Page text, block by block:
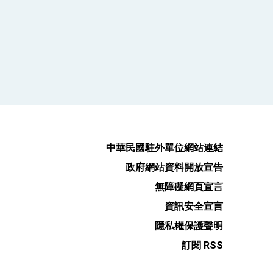
中華民國駐外單位網站連結
政府網站資料開放宣告
無障礙網頁宣言
資訊安全宣言
隱私權保護聲明
訂閱 RSS